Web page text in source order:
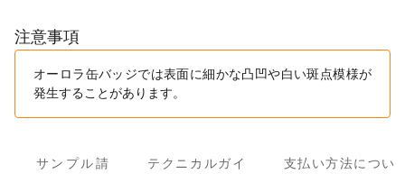
注意事項
オーロラ缶バッジでは表面に細かな凸凹や白い斑点模様が
発生することがあります。
サンプル請
テクニカルガイ
支払い方法につい